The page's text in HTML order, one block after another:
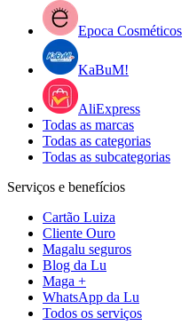
Epoca Cosméticos
KaBuM!
AliExpress
Todas as marcas
Todas as categorias
Todas as subcategorias
Serviços e benefícios
Cartão Luiza
Cliente Ouro
Magalu seguros
Blog da Lu
Maga +
WhatsApp da Lu
Todos os serviços